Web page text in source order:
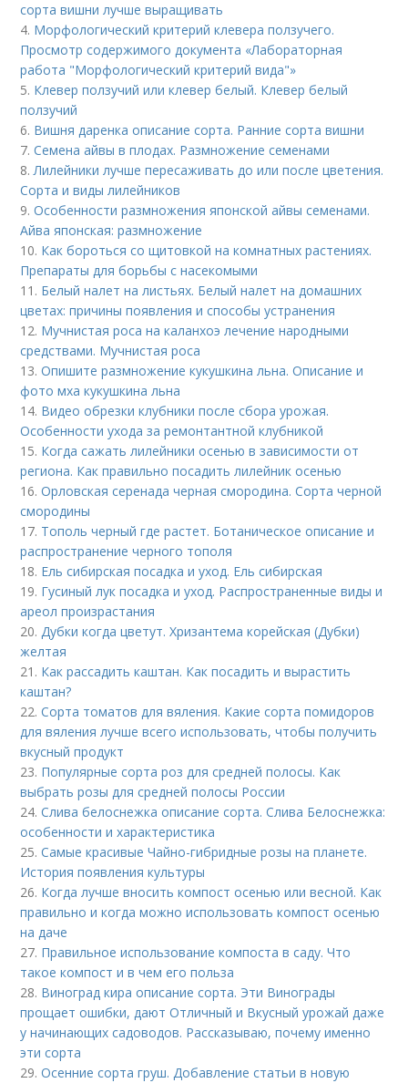
сорта вишни лучше выращивать
4. Морфологический критерий клевера ползучего.
Просмотр содержимого документа «Лабораторная
работа "Морфологический критерий вида"»
5. Клевер ползучий или клевер белый. Клевер белый
ползучий
6. Вишня даренка описание сорта. Ранние сорта вишни
7.Семена айвы в плодах. Размножение семенами
8.Лилейники лучше пересаживать до или после цветения.
Сорта и виды лилейников
9.Особенности размножения японской айвы семенами.
Айва японская: размножение
10. Как бороться со щитовкой на комнатных растениях.
Препараты для борьбы с насекомыми
11. Белый налет на листьях. Белый налет на домашних
цветах: причины появления и способы устранения
12. Мучнистая роса на каланхоэ лечение народными
средствами. Мучнистая роса
13.Опишите размножение кукушкина льна. Описание и
фото мха кукушкина льна
14. Видео обрезки клубники после сбора урожая.
Особенности ухода за ремонтантной клубникой
15. Когда сажать лилейники осенью в зависимости от
региона. Как правильно посадить лилейник осенью
16.Орловская серенада черная смородина. Сорта черной
смородины
17. Тополь черный где растет. Ботаническое описание и
распространение черного тополя
18. Ель сибирская посадка и уход. Ель сибирская
19. Гусиный лук посадка и уход. Распространенные виды и
ареол произрастания
20.Дубки когда цветут. Хризантема корейская (Дубки)
желтая
21. Как рассадить каштан. Как посадить и вырастить
каштан?
22.Сорта томатов для вяления. Какие сорта помидоров
для вяления лучше всего использовать, чтобы получить
вкусный продукт
23. Популярные сорта роз для средней полосы. Как
выбрать розы для средней полосы России
24.Слива белоснежка описание сорта. Слива Белоснежка:
особенности и характеристика
25.Самые красивые Чайно-гибридные розы на планете.
История появления культуры
26. Когда лучше вносить компост осенью или весной. Как
правильно и когда можно использовать компост осенью
на даче
27. Правильное использование компоста в саду. Что
такое компост и в чем его польза
28. Виноград кира описание сорта. Эти Винограды
прощает ошибки, дают Отличный и Вкусный урожай даже
у начинающих садоводов. Рассказываю, почему именно
эти сорта
29.Осенние сорта груш. Добавление статьи в новую